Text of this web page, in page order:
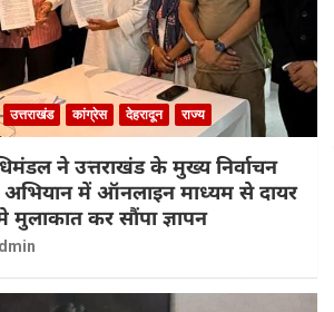
उत्तराखंड कांग्रेस देहरादून राज्य
ने उत्तराखंड के मुख्य निर्वाचन
अभियान में ऑनलाइन माध्यम से दायर
कर सौंपा ज्ञापन